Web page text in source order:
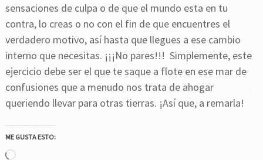
sensaciones de culpa o de que el mundo esta en tu
contra, lo creas o no con el fin de que encuentres el
verdadero motivo, así hasta que llegues a ese cambio
interno que necesitas. ¡¡¡No pares!!! Simplemente, este
ejercicio debe ser el que te saque a flote en ese mar de
confusiones que a menudo nos trata de ahogar
queriendo llevar para otras tierras. ¡Así que, a remarla!
ME GUSTA ESTO:
Cargando...